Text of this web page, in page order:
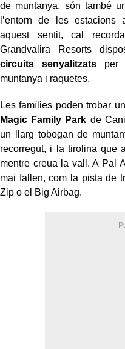
de muntanya, són també
l’entorn de les estacions
aquest sentit, cal
Grandvalira Resorts
circuits senyalitzats per
muntanya i raquetes.
Les famílies poden trobar
Magic Family Park de
un llarg tobogan de
recorregut, i la tirolina que
mentre creua la vall. A Pal
mai fallen, com la pista de
Zip o el Big Airbag.